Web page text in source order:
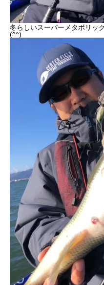
冬らしいスーパーメタボリッ
(^^)